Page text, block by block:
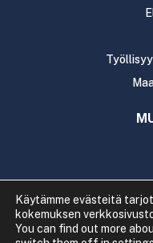
Copyright
Käytämme evästeitä
kokemuksen
You can find out more